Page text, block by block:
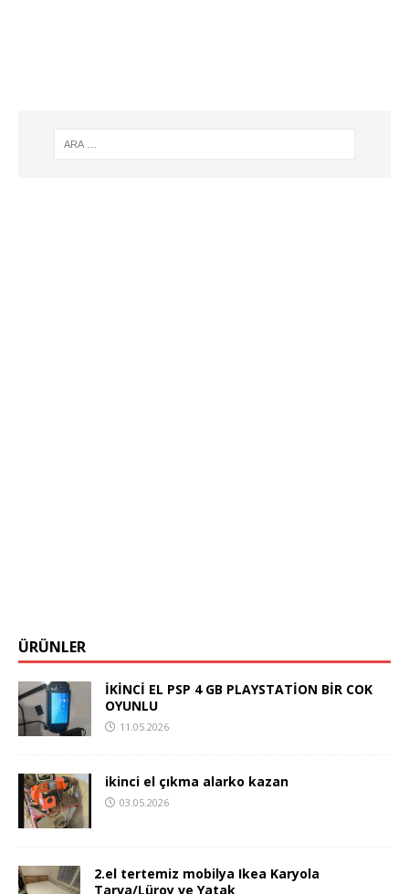
ÜRÜNLER
İKİNCİ EL PSP 4 GB PLAYSTATİON BİR COK
OYUNLU
11.05.2026
ikinci el çıkma alarko kazan
03.05.2026
2.el tertemiz mobilya Ikea Karyola
Tarva/Lüroy ve Yatak